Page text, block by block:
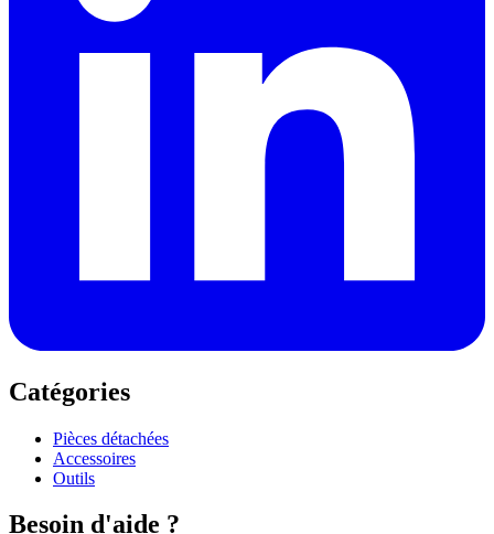
Catégories
Pièces détachées
Accessoires
Outils
Besoin d'aide ?